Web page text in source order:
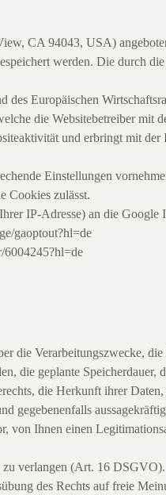
CA 94043, USA)
werden. Die durch
Europäischen
die Websitebetreiber mit
und erbringt mit der
Einstellungen
Cookies zulässt.
IP-Adresse) an die Google
gaoptout?hl=de
6004245?hl=de
die Verarbeitungszwecke,
die geplante Speicherdauer,
die Herkunft ihrer
gegebenenfalls
von Ihnen einen
zu verlangen (Art. 16 DSGVO).
des Rechts auf freie